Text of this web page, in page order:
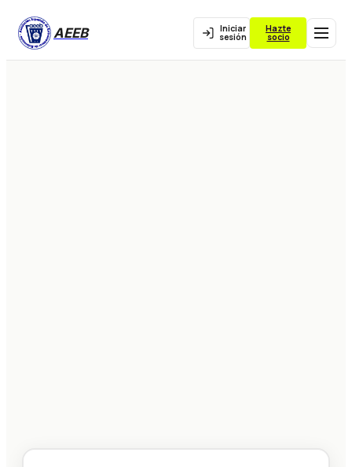
AEEB Iniciar
sesión
Hazte
socio